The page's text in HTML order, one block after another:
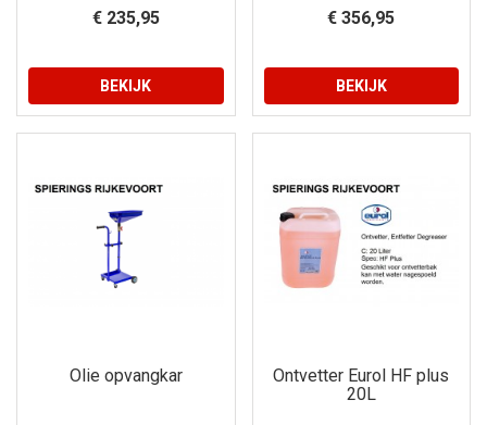
€ 235,95
BEKIJK
€ 356,95
BEKIJK
Olie opvangkar
Ontvetter Eurol HF plus
20L